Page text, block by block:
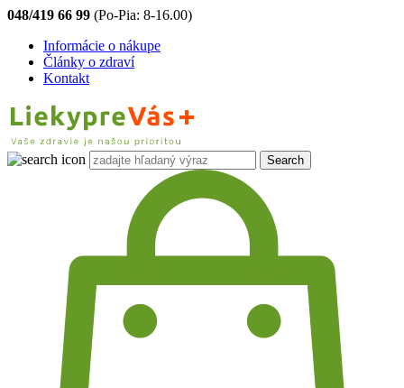
048/419 66 99 (Po-Pia: 8-16.00)
Informácie o nákupe
Články o zdraví
Kontakt